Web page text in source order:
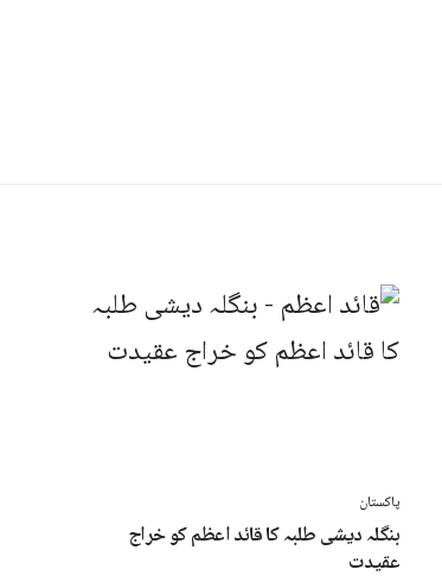
پاکستان
بنگلہ دیشی طلبہ کا قائد اعظم کو خراج
عقیدت